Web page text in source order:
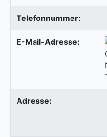
Telefonnummer:
E-Mail-Adresse:
Adresse: